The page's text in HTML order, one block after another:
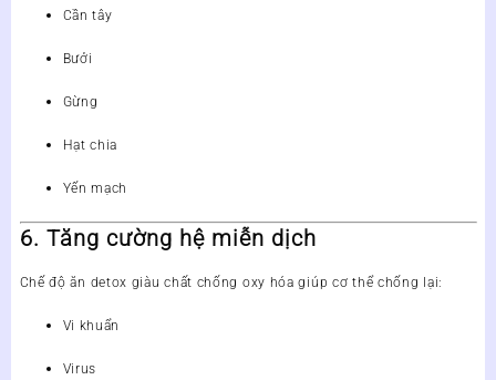
Cần tây
Bưởi
Gừng
Hạt chia
Yến mạch
6. Tăng cường hệ miễn dịch
Chế độ ăn detox giàu chất chống oxy hóa giúp cơ thể chống lại:
Vi khuẩn
Virus